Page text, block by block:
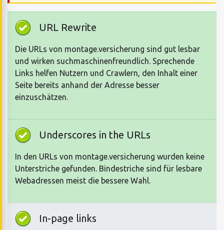
URL Rewrite
Die URLs von montage.versicherung sind gut lesbar
und wirken suchmaschinenfreundlich. Sprechende
Links helfen Nutzern und Crawlern, den Inhalt einer
Seite bereits anhand der Adresse besser
einzuschätzen.
Underscores in the URLs
In den URLs von montage.versicherung wurden keine
Unterstriche gefunden. Bindestriche sind für lesbare
Webadressen meist die bessere Wahl.
In-page links